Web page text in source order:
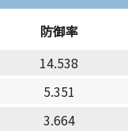
防御率
14.538
5.351
3.664